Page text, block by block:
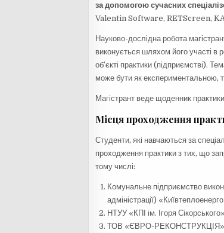
за допомогою сучасних
Valentin Software, RETScreen,
Науково-дослідна робота
виконується шляхом його участі в
об’єкті практики (підприємстві).
може бути як експериментальною,
Магістрант веде щоденник
Місця проходження
Студенти, які навчаються за
проходження практики з тих, що
тому числі:
Комунальне підприємство
адміністрації)
НТУУ «КПІ ім. Ігоря
ТОВ «ЄВРО-РЕКОНСТРУКЦІЯ»